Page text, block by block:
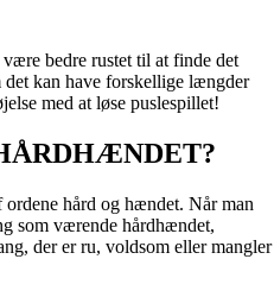
bedre rustet til at finde det
kan have forskellige længder
med at løse puslespillet!
hård og hændet. Når man
som værende hårdhændet,
der er ru, voldsom eller mangler